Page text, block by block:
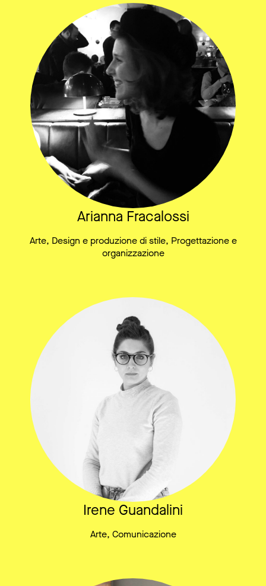
Arianna Fracalossi
Arte, Design e produzione di stile, Progettazione e
organizzazione
Irene Guandalini
Arte, Comunicazione